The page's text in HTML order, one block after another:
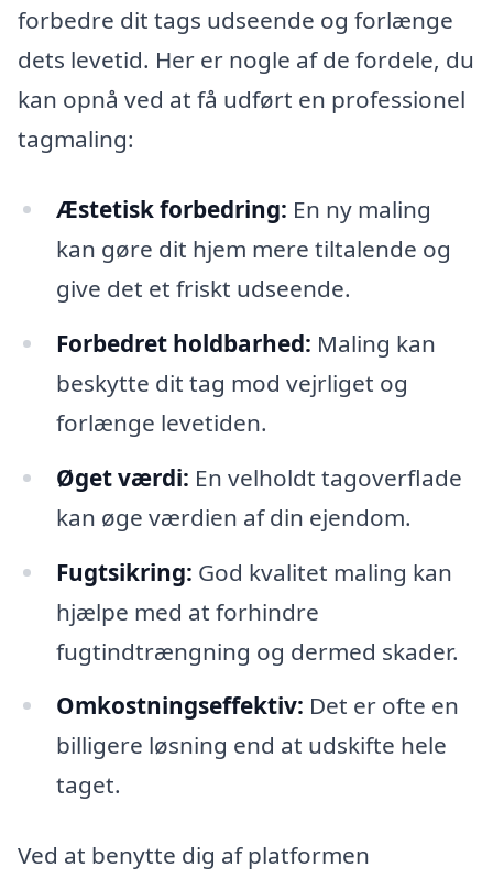
forbedre dit tags udseende og forlænge
dets levetid. Her er nogle af de fordele, du
kan opnå ved at få udført en professionel
tagmaling:
Æstetisk forbedring: En ny maling
kan gøre dit hjem mere tiltalende og
give det et friskt udseende.
Forbedret holdbarhed: Maling kan
beskytte dit tag mod vejrliget og
forlænge levetiden.
Øget værdi: En velholdt tagoverflade
kan øge værdien af din ejendom.
Fugtsikring: God kvalitet maling kan
hjælpe med at forhindre
fugtindtrængning og dermed skader.
Omkostningseffektiv: Det er ofte en
billigere løsning end at udskifte hele
taget.
Ved at benytte dig af platformen